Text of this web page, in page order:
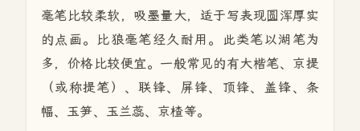
毫笔比较柔软，吸墨量大，适于写表现圆浑厚实
的点画。比狼毫笔经久耐用。此类笔以湖笔为
多，价格比较便宜。一般常见的有大楷笔、京提
（或称提笔）、联锋、屏锋、顶锋、盖锋、条
幅、玉笋、玉兰蕊、京楂等。